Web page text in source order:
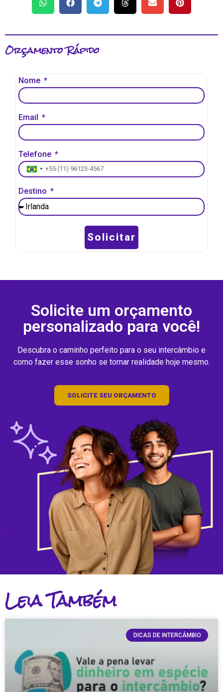
Orçamento Rápido
Nome
Email
Telefone
Brazil +55
Destino
Solicitar
Solicite um orçamento
personalizado para você!
Descubra o caminho perfeito para o seu intercâmbio e
como fazer esse sonho se tornar realidade hoje mesmo.
SOLICITE SEU ORÇAMENTO
Leia Também
DICAS DE INTERCÂMBIO